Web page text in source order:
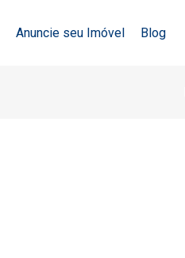
Anuncie seu Imóvel Blog